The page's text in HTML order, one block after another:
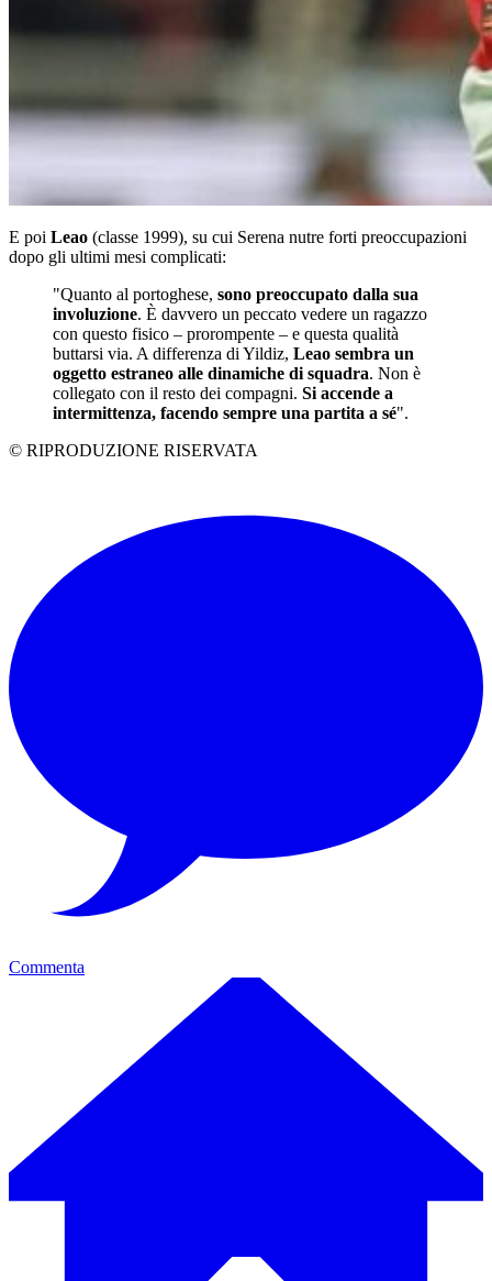
E poi Leao (classe 1999), su cui Serena nutre forti preoccupazioni
dopo gli ultimi mesi complicati:
"Quanto al portoghese, sono preoccupato dalla sua
involuzione. È davvero un peccato vedere un ragazzo
con questo fisico – prorompente – e questa qualità
buttarsi via. A differenza di Yildiz, Leao sembra un
oggetto estraneo alle dinamiche di squadra. Non è
collegato con il resto dei compagni. Si accende a
intermittenza, facendo sempre una partita a sé".
© RIPRODUZIONE RISERVATA
Commenta